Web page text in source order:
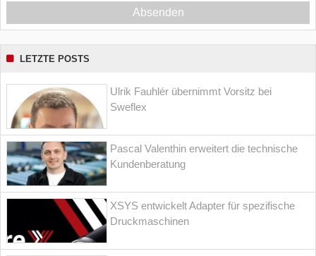
Absenden
LETZTE POSTS
Ulrik Fauhlér übernimmt Vorsitz bei
Sweflex
Pascal Valenthin erweitert die technische
Kundenberatung
XSYS entwickelt Adapter für spezifische
Druckmaschinen